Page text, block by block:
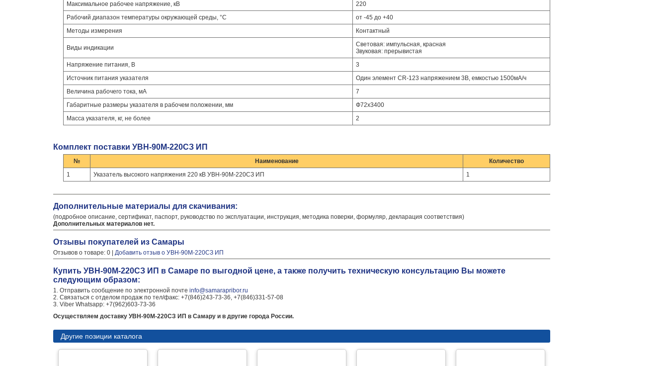
Максимальное рабочее напряжение, кВ
220
Рабочий диапазон температуры окружающей среды, °С
от -45 до +40
Методы измерения
Контактный
Виды индикации
Световая: импульсная, красная
Звуковая: прерывистая
Напряжение питания, В
3
Источник питания указателя
Один элемент CR-123 напряжением 3В, емкостью 1500мА/ч
Величина рабочего тока, мА
7
Габаритные размеры указателя в рабочем положении, мм
Ф72х3400
Масса указателя, кг, не более
2
Комплект поставки УВН-90М-220СЗ ИП
№ Наименование
Количество
1
Указатель высокого напряжения 220 кВ УВН-90М-220СЗ ИП 1
Дополнительные материалы для скачивания:
(подробное описание, сертификат, паспорт, руководство по эксплуатации, инструкция, методика поверки, формуляр, декларация соответствия)
Дополнительных материалов нет.
Отзывы покупателей из Самары
Отзывов о товаре: 0 | Добавить отзыв о УВН-90М-220СЗ ИП
Купить УВН-90М-220СЗ ИП в Самаре по выгодной цене, а также получить техническую консультацию Вы можете
следующим образом:
1. Отправить сообщение по электронной почте info@samarapribor.ru
2. Связаться с отделом продаж по тел/факс: +7(846)243-73-36, +7(846)331-57-08
3. Viber Whatsapp: +7(962)603-73-36
Осуществляем доставку УВН-90М-220СЗ ИП в Самару и в другие города России.
Другие позиции каталога